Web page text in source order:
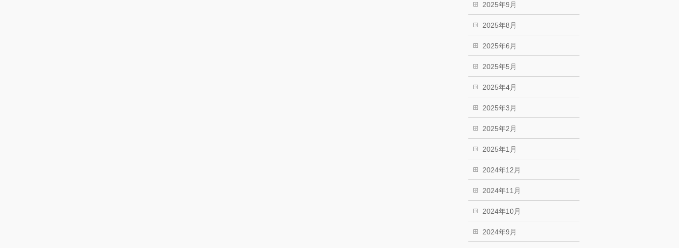
2025年9月
2025年8月
2025年6月
2025年5月
2025年4月
2025年3月
2025年2月
2025年1月
2024年12月
2024年11月
2024年10月
2024年9月